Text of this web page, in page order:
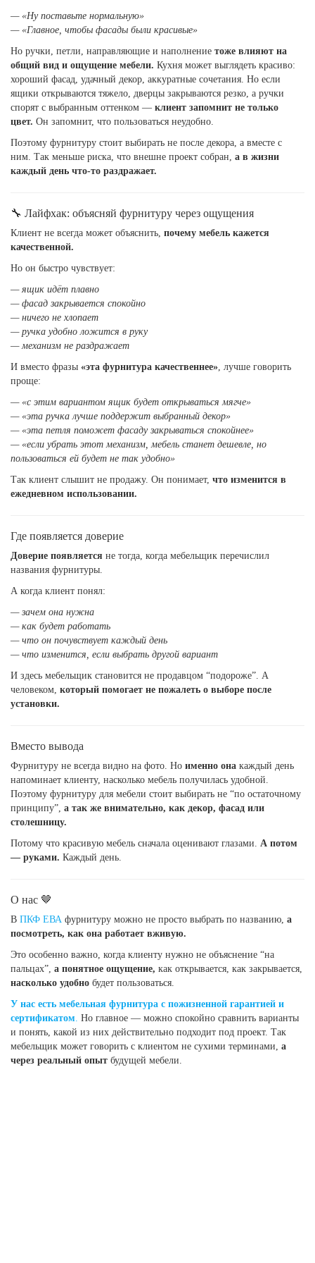
— «Ну поставьте нормальную»
— «Главное, чтобы фасады были красивые»
Но ручки, петли, направляющие и наполнение тоже влияют на
общий вид и ощущение мебели. Кухня может выглядеть красиво:
хороший фасад, удачный декор, аккуратные сочетания. Но если
ящики открываются тяжело, дверцы закрываются резко, а ручки
спорят с выбранным оттенком — клиент запомнит не только
цвет. Он запомнит, что пользоваться неудобно.
Поэтому фурнитуру стоит выбирать не после декора, а вместе с
ним. Так меньше риска, что внешне проект собран, а в жизни
каждый день что-то раздражает.
🔧 Лайфхак: объясняй фурнитуру через ощущения
Клиент не всегда может объяснить, почему мебель кажется
качественной.
Но он быстро чувствует:
— ящик идёт плавно
— фасад закрывается спокойно
— ничего не хлопает
— ручка удобно ложится в руку
— механизм не раздражает
И вместо фразы «эта фурнитура качественнее», лучше говорить
проще:
— «с этим вариантом ящик будет открываться мягче»
— «эта ручка лучше поддержит выбранный декор»
— «эта петля поможет фасаду закрываться спокойнее»
— «если убрать этот механизм, мебель станет дешевле, но
пользоваться ей будет не так удобно»
Так клиент слышит не продажу. Он понимает, что изменится в
ежедневном использовании.
Где появляется доверие
Доверие появляется не тогда, когда мебельщик перечислил
названия фурнитуры.
А когда клиент понял:
— зачем она нужна
— как будет работать
— что он почувствует каждый день
— что изменится, если выбрать другой вариант
И здесь мебельщик становится не продавцом “подороже”. А
человеком, который помогает не пожалеть о выборе после
установки.
Вместо вывода
Фурнитуру не всегда видно на фото. Но именно она каждый день
напоминает клиенту, насколько мебель получилась удобной.
Поэтому фурнитуру для мебели стоит выбирать не “по остаточному
принципу”, а так же внимательно, как декор, фасад или
столешницу.
Потому что красивую мебель сначала оценивают глазами. А потом
— руками. Каждый день.
О нас 🤎
В ПКФ ЕВА фурнитуру можно не просто выбрать по названию, а
посмотреть, как она работает вживую.
Это особенно важно, когда клиенту нужно не объяснение “на
пальцах”, а понятное ощущение, как открывается, как закрывается,
насколько удобно будет пользоваться.
У нас есть мебельная фурнитура с пожизненной гарантией и
сертификатом. Но главное — можно спокойно сравнить варианты
и понять, какой из них действительно подходит под проект. Так
мебельщик может говорить с клиентом не сухими терминами, а
через реальный опыт будущей мебели.